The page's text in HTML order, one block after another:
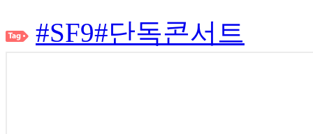
#SF9#단독콘서트